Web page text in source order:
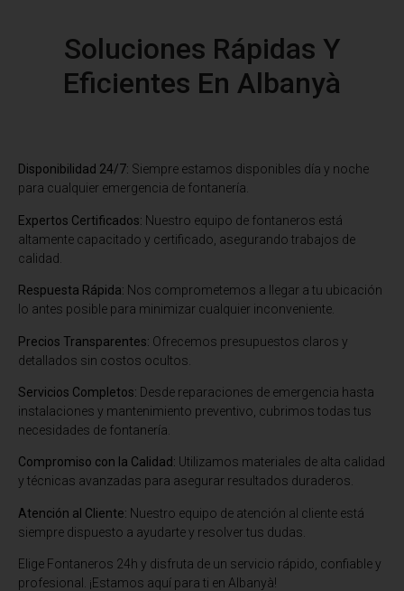
Soluciones Rápidas Y
Eficientes En Albanyà
Disponibilidad 24/7: Siempre estamos disponibles día y noche
para cualquier emergencia de fontanería.
Expertos Certificados: Nuestro equipo de fontaneros está
altamente capacitado y certificado, asegurando trabajos de
calidad.
Respuesta Rápida: Nos comprometemos a llegar a tu ubicación
lo antes posible para minimizar cualquier inconveniente.
Precios Transparentes: Ofrecemos presupuestos claros y
detallados sin costos ocultos.
Servicios Completos: Desde reparaciones de emergencia hasta
instalaciones y mantenimiento preventivo, cubrimos todas tus
necesidades de fontanería.
Compromiso con la Calidad: Utilizamos materiales de alta calidad
y técnicas avanzadas para asegurar resultados duraderos.
Atención al Cliente: Nuestro equipo de atención al cliente está
siempre dispuesto a ayudarte y resolver tus dudas.
Elige Fontaneros 24h y disfruta de un servicio rápido, confiable y
profesional. ¡Estamos aquí para ti en Albanyà!